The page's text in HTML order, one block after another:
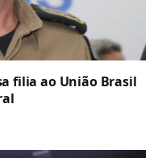
filia ao União Brasil